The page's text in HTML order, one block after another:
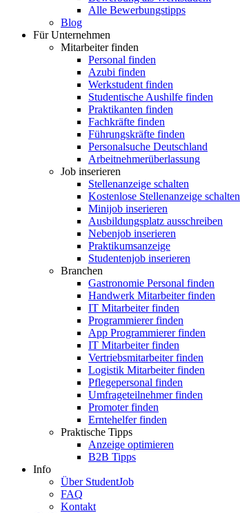
Alle Bewerbungstipps
Blog
Für Unternehmen
Mitarbeiter finden
Personal finden
Azubi finden
Werkstudent finden
Studentische Aushilfe finden
Praktikanten finden
Fachkräfte finden
Führungskräfte finden
Personalsuche Deutschland
Arbeitnehmerüberlassung
Job inserieren
Stellenanzeige schalten
Kostenlose Stellenanzeige schalten
Minijob inserieren
Ausbildungsplatz ausschreiben
Nebenjob inserieren
Praktikumsanzeige
Studentenjob inserieren
Branchen
Gastronomie Personal finden
Handwerk Mitarbeiter finden
IT Mitarbeiter finden
Programmierer finden
App Programmierer finden
IT Mitarbeiter finden
Vertriebsmitarbeiter finden
Logistik Mitarbeiter finden
Pflegepersonal finden
Umfrageteilnehmer finden
Promoter finden
Erntehelfer finden
Praktische Tipps
Anzeige optimieren
B2B Tipps
Info
Über StudentJob
FAQ
Kontakt